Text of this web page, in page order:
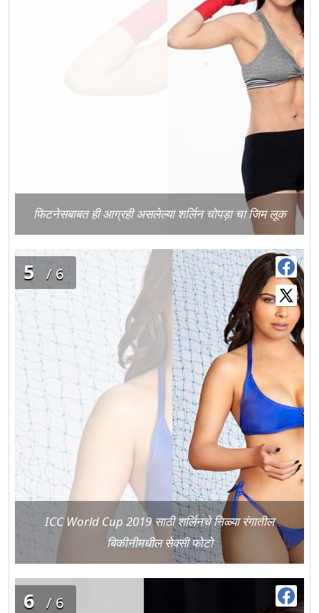
फिटनेसबाबत ही आग्रही असलेल्या शर्लिन चोपड़ा चा जिम लूक
5 /6
ICC World Cup 2019 साठी शर्लिनचे निळ्या रंगातील
बिकीनीमधील सेक्सी फोटो
6 /6